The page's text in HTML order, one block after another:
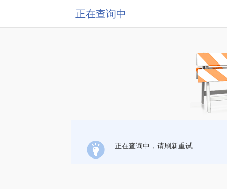
正在查询中
正在查询中，请刷新重试